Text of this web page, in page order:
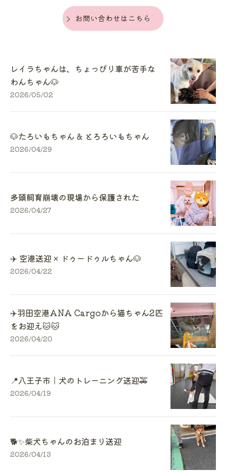
お問い合わせはこちら
レイラちゃんは、ちょっぴり車が苦手な
わんちゃん🐶
2026/05/02
🐶たろいもちゃん & とろろいもちゃん
2026/04/29
多頭飼育崩壊の現場から保護された
2026/04/27
✈️ 空港送迎 × ドゥードゥルちゃん🐶
2026/04/22
✈️羽田空港ANA Cargoから猫ちゃん2匹
をお迎え🐱🐱
2026/04/20
📍八王子市｜犬のトレーニング送迎🚕
2026/04/19
🐕✨柴犬ちゃんのお泊まり送迎
2026/04/13